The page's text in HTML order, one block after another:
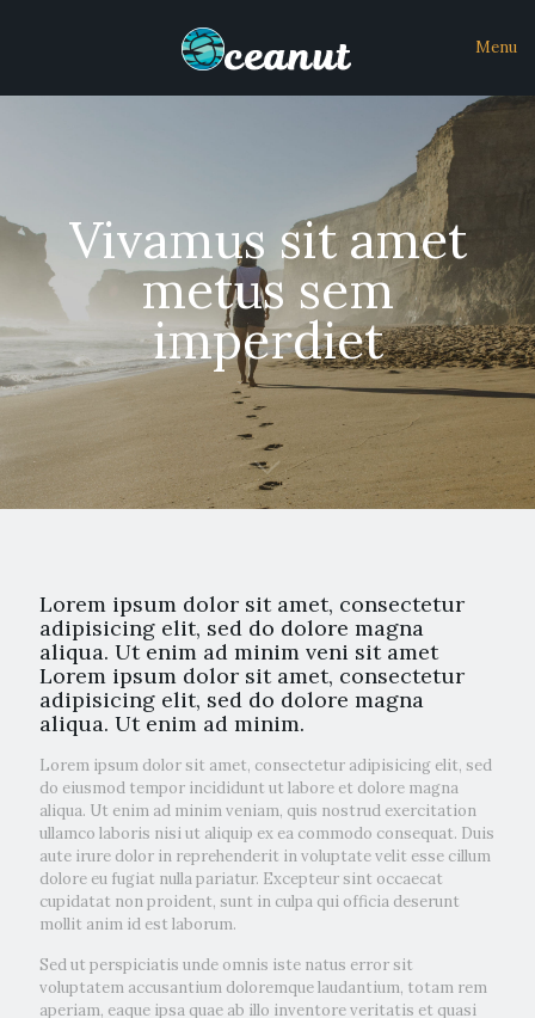
Menu
Vivamus sit amet
metus sem
imperdiet
Lorem ipsum dolor sit amet, consectetur
adipisicing elit, sed do dolore magna
aliqua. Ut enim ad minim veni sit amet
Lorem ipsum dolor sit amet, consectetur
adipisicing elit, sed do dolore magna
aliqua. Ut enim ad minim.
Lorem ipsum dolor sit amet, consectetur adipisicing elit, sed
do eiusmod tempor incididunt ut labore et dolore magna
aliqua. Ut enim ad minim veniam, quis nostrud exercitation
ullamco laboris nisi ut aliquip ex ea commodo consequat. Duis
aute irure dolor in reprehenderit in voluptate velit esse cillum
dolore eu fugiat nulla pariatur. Excepteur sint occaecat
cupidatat non proident, sunt in culpa qui officia deserunt
mollit anim id est laborum.
Sed ut perspiciatis unde omnis iste natus error sit
voluptatem accusantium doloremque laudantium, totam rem
aperiam, eaque ipsa quae ab illo inventore veritatis et quasi